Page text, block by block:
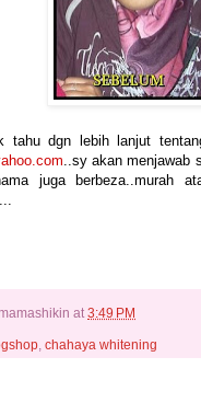
tahu dgn lebih lanjut
..sy akan menjawab
juga berbeza..murah
at 3:49 PM
, chahaya whitening